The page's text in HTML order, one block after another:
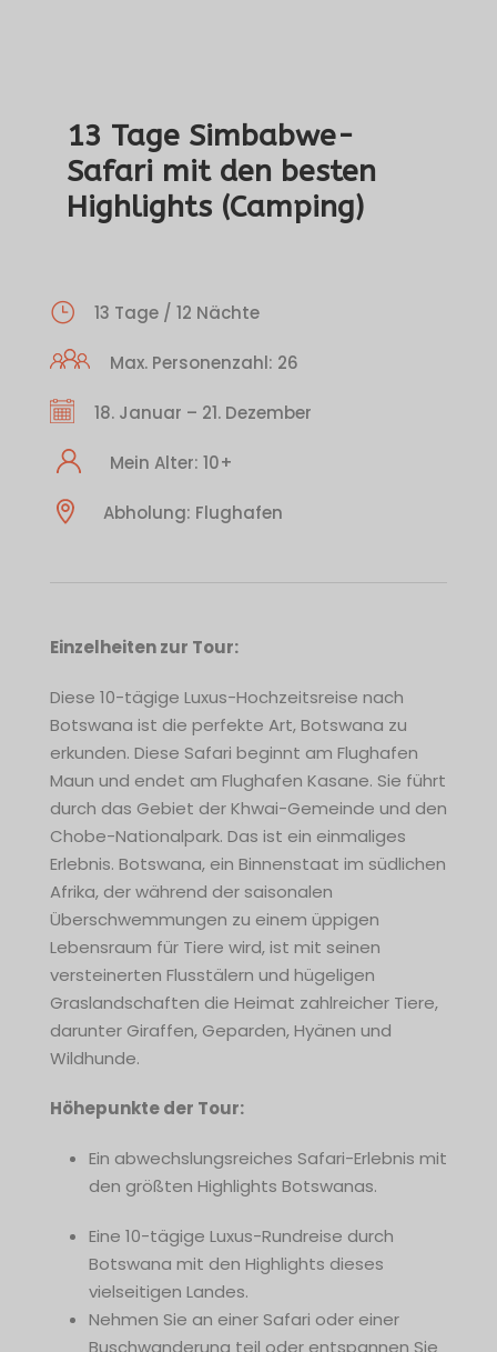
13 Tage Simbabwe-
Safari mit den besten
Highlights (Camping)
13 Tage / 12 Nächte
Max. Personenzahl: 26
18. Januar – 21. Dezember
Mein Alter: 10+
Abholung: Flughafen
Einzelheiten zur Tour:
Diese 10-tägige Luxus-Hochzeitsreise nach
Botswana ist die perfekte Art, Botswana zu
erkunden. Diese Safari beginnt am Flughafen
Maun und endet am Flughafen Kasane. Sie führt
durch das Gebiet der Khwai-Gemeinde und den
Chobe-Nationalpark. Das ist ein einmaliges
Erlebnis. Botswana, ein Binnenstaat im südlichen
Afrika, der während der saisonalen
Überschwemmungen zu einem üppigen
Lebensraum für Tiere wird, ist mit seinen
versteinerten Flusstälern und hügeligen
Graslandschaften die Heimat zahlreicher Tiere,
darunter Giraffen, Geparden, Hyänen und
Wildhunde.
Höhepunkte der Tour:
Ein abwechslungsreiches Safari-Erlebnis mit
den größten Highlights Botswanas.
Eine 10-tägige Luxus-Rundreise durch
Botswana mit den Highlights dieses
vielseitigen Landes.
Nehmen Sie an einer Safari oder einer
Buschwanderung teil oder entspannen Sie